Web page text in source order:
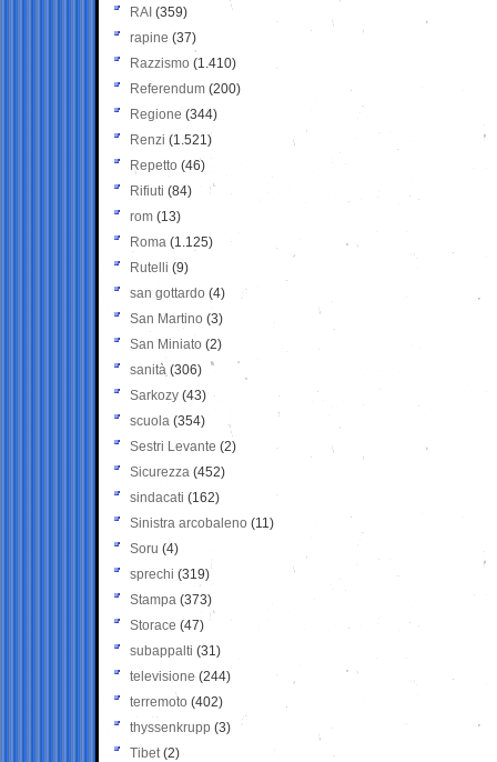
RAI (359)
rapine (37)
Razzismo (1.410)
Referendum (200)
Regione (344)
Renzi (1.521)
Repetto (46)
Rifiuti (84)
rom (13)
Roma (1.125)
Rutelli (9)
san gottardo (4)
San Martino (3)
San Miniato (2)
sanità (306)
Sarkozy (43)
scuola (354)
Sestri Levante (2)
Sicurezza (452)
sindacati (162)
Sinistra arcobaleno (11)
Soru (4)
sprechi (319)
Stampa (373)
Storace (47)
subappalti (31)
televisione(244)
terremoto (402)
thyssenkrupp (3)
Tibet(2)